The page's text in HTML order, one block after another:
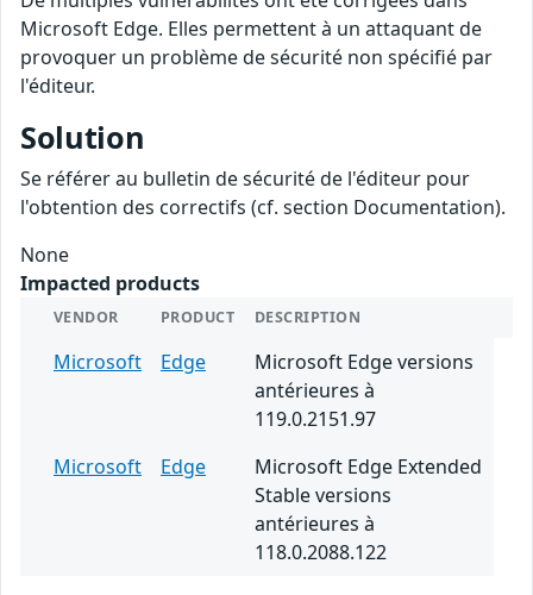
Microsoft Edge. Elles permettent à un attaquant de
provoquer un problème de sécurité non spécifié par
l'éditeur.
Solution
Se référer au bulletin de sécurité de l'éditeur pour
l'obtention des correctifs (cf. section Documentation).
None
Impacted products
VENDOR PRODUCT DESCRIPTION
Microsoft Edge
Microsoft Edge versions
antérieures à
119.0.2151.97
Microsoft
Edge
Microsoft Edge Extended
Stable versions
antérieures à
118.0.2088.122